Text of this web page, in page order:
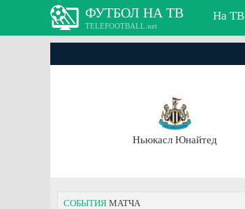
ФУТБОЛ НА ТВ
TELEFOOTBALL.net
На ТВ
Ньюкасл Юнайтед
СОБЫТИЯ МАТЧА